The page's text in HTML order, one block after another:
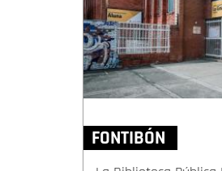
FONTIBÓN